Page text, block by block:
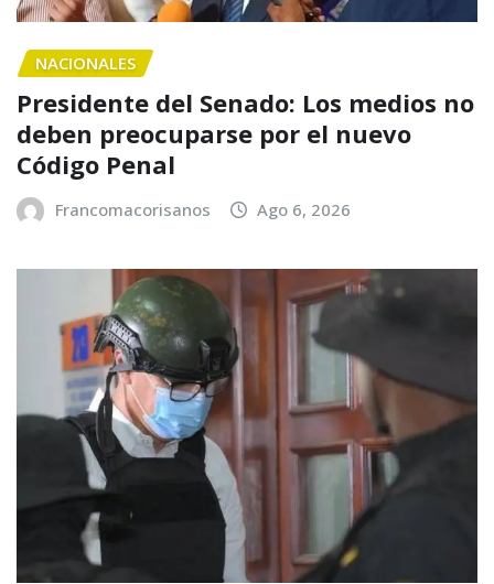
NACIONALES
Presidente del Senado: Los medios no
deben preocuparse por el nuevo
Código Penal
Francomacorisanos Ago 6, 2026